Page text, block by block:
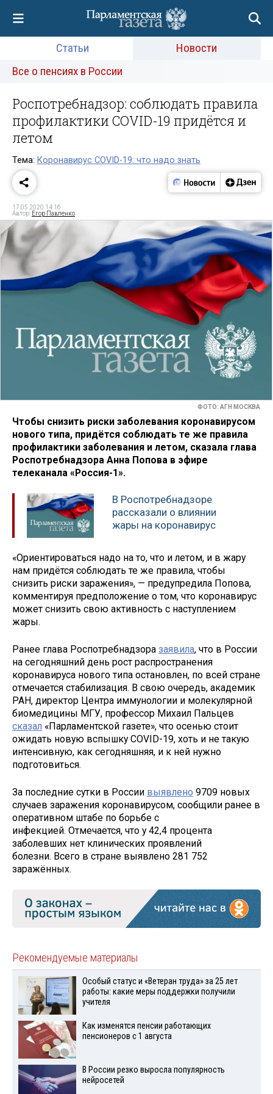
Статьи
Новости
Все о пенсиях в России
Роспотребнадзор: соблюдать правила
профилактики COVID-19 придётся и
летом
Тема: Коронавирус COVID-19: что надо знать
17.05.2020 14:16
Автор: Егор Павленко
ФОТО: АГН МОСКВА
Чтобы снизить риски заболевания коронавирусом
нового типа, придётся соблюдать те же правила
профилактики заболевания и летом, сказала глава
Роспотребнадзора Анна Попова в эфире
телеканала «Россия-1».
В Роспотребнадзоре
рассказали о влиянии
жары на коронавирус
«Ориентироваться надо на то, что и летом, и в жару
нам придётся соблюдать те же правила, чтобы
снизить риски заражения», — предупредила Попова,
комментируя предположение о том, что коронавирус
может снизить свою активность с наступлением
жары.
Ранее глава Роспотребнадзора заявила, что в России
на сегодняшний день рост распространения
коронавируса нового типа остановлен, по всей стране
отмечается стабилизация. В свою очередь, академик
РАН, директор Центра иммунологии и молекулярной
биомедицины МГУ, профессор Михаил Пальцев
сказал «Парламентской газете», что осенью стоит
ожидать новую вспышку COVID-19, хоть и не такую
интенсивную, как сегодняшняя, и к ней нужно
подготовиться.
За последние сутки в России выявлено 9709 новых
случаев заражения коронавирусом, сообщили ранее в
оперативном штабе по борьбе с
инфекцией. Отмечается, что у 42,4 процента
заболевших нет клинических проявлений
болезни. Всего в стране выявлено 281 752
заражённых.
Рекомендуемые материалы
Особый статус и «Ветеран труда» за 25 лет
работы: какие меры поддержки получили
учителя
Как изменятся пенсии работающих
пенсионеров с 1 августа
В России резко выросла популярность
нейросетей